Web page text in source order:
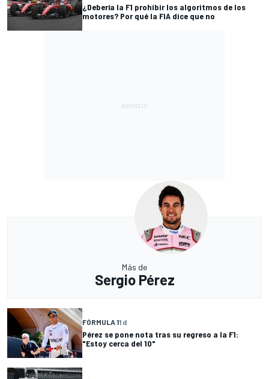
¿Debería la F1 prohibir los algoritmos de los
motores? Por qué la FIA dice que no
Más de
Sergio Pérez
FÓRMULA 11 d
Pérez se pone nota tras su regreso a la F1:
"Estoy cerca del 10"